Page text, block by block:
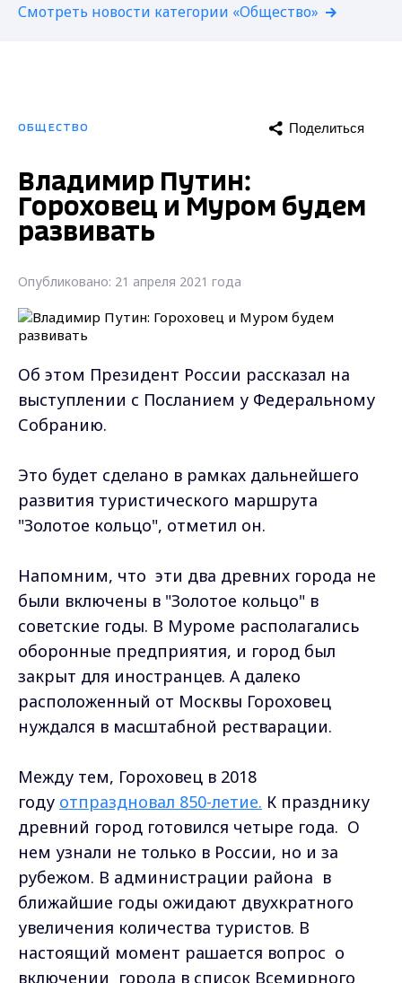
Смотреть новости категории «Общество»
ОБЩЕСТВО Поделиться
Владимир Путин:
Гороховец и Муром будем
развивать
Опубликовано: 21 апреля 2021 года
Об этом Президент России рассказал на
выступлении с Посланием у Федеральному
Собранию.
Это будет сделано в рамках дальнейшего
развития туристического маршрута
"Золотое кольцо", отметил он.
Напомним, что эти два древних города не
были включены в "Золотое кольцо" в
советские годы. В Муроме располагались
оборонные предприятия, и город был
закрыт для иностранцев. А далеко
расположенный от Москвы Гороховец
нуждался в масштабной рестварации.
Между тем, Гороховец в 2018
году отпраздновал 850-летие. К празднику
древний город готовился четыре года. О
нем узнали не только в России, но и за
рубежом. В администрации района в
ближайшие годы ожидают двухкратного
увеличения количества туристов. В
настоящий момент рашается вопрос о
включении города в список Всемирного